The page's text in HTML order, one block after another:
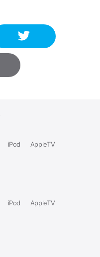
iPod AppleTV
iPod AppleTV